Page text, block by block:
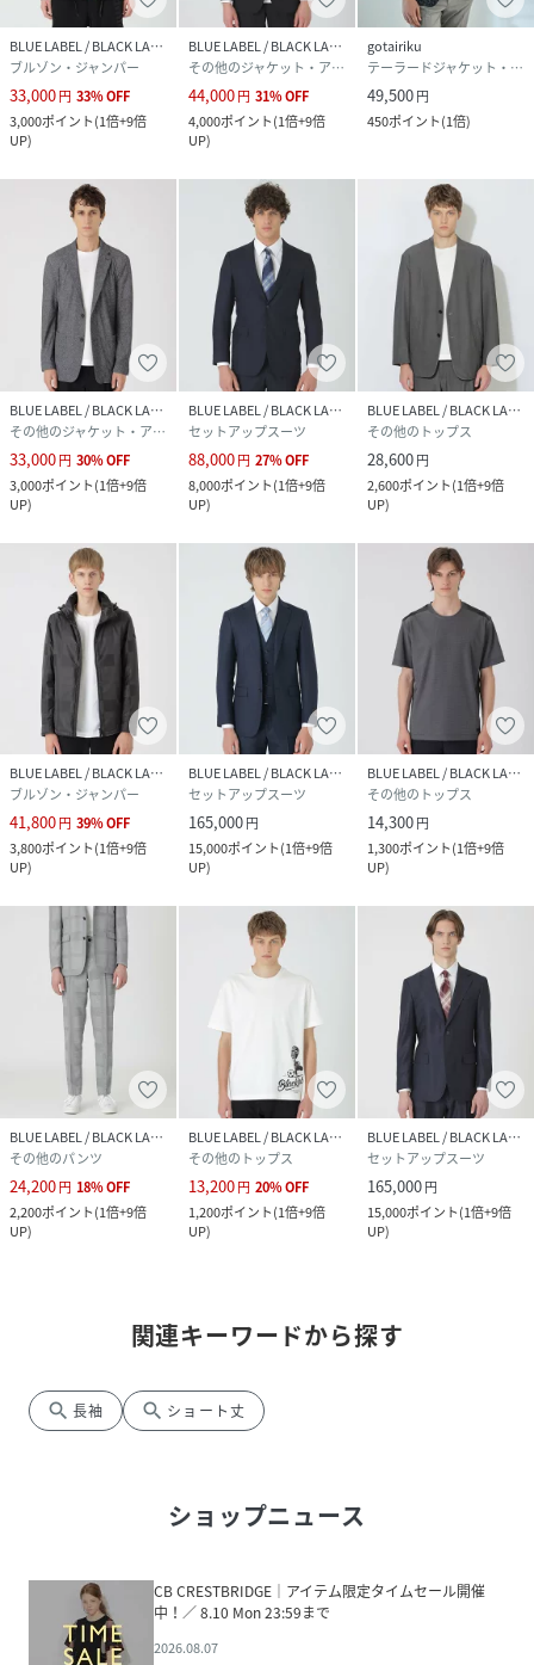
BLUE LABEL / BLACK LABEL CRESTBRIDGE
ブルゾン・ジャンパー
33,000円 33%OFF
3,000ポイント(1倍+9倍
UP)
BLUE LABEL / BLACK LABEL CRESTBRIDGE
その他のジャケット・アウター
44,000円 31%OFF
4,000ポイント(1倍+9倍
UP)
gotairiku
テーラードジャケット・ブレザー
49,500円
450ポイント(1倍)
BLUE LABEL / BLACK LABEL CRESTBRIDGE
その他のジャケット・アウター
33,000円 30%OFF
3,000ポイント(1倍+9倍
UP)
BLUE LABEL / BLACK LABEL CRESTBRIDGE
セットアップスーツ
88,000円 27%OFF
8,000ポイント(1倍+9倍
UP)
BLUE LABEL / BLACK LABEL CRESTBRIDGE
その他のトップス
28,600円
2,600ポイント(1倍+9倍
UP)
BLUE LABEL / BLACK LABEL CRESTBRIDGE
ブルゾン・ジャンパー
41,800円 39%OFF
3,800ポイント(1倍+9倍
UP)
BLUE LABEL / BLACK LABEL CRESTBRIDGE
セットアップスーツ
165,000円
15,000ポイント(1倍+9倍
UP)
BLUE LABEL / BLACK LABEL CRESTBRIDGE
その他のトップス
14,300円
1,300ポイント(1倍+9倍
UP)
BLUE LABEL / BLACK LABEL CRESTBRIDGE
その他のパンツ
24,200円 18%OFF
2,200ポイント(1倍+9倍
UP)
BLUE LABEL / BLACK LABEL CRESTBRIDGE
その他のトップス
13,200円 20%OFF
1,200ポイント(1倍+9倍
UP)
BLUE LABEL / BLACK LABEL CRESTBRIDGE
セットアップスーツ
165,000円
15,000ポイント(1倍+9倍
UP)
関連キーワードから探す
search 長袖 search ショート丈
ショップニュース
CB CRESTBRIDGE│アイテム限定タイムセール開催
中！／ 8.10 Mon 23:59まで
2026.08.07